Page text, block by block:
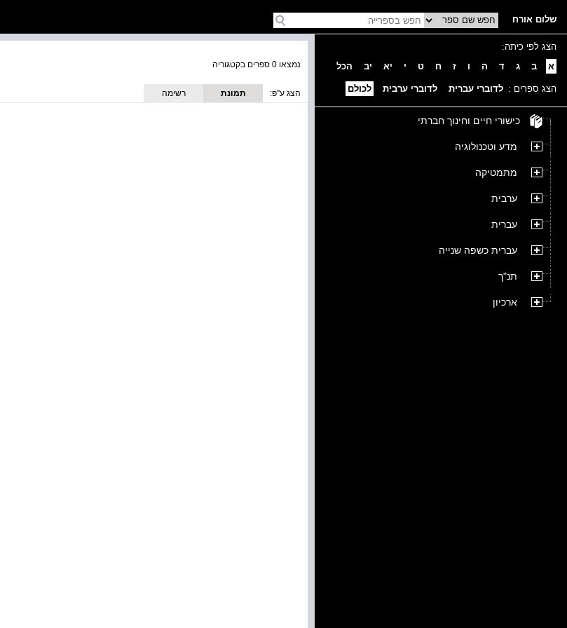
שלום אורח
הצג לפי כיתה:
א
ב ג ד ה ו ז ח ט י יא יב הכל
הצג ספרים : לדוברי עברית לדוברי ערבית לכולם
כישורי חיים וחינוך חברתי
מדע וטכנולוגיה
מתמטיקה
ערבית
עברית
עברית כשפה שנייה
תנ"ך
ארכיון
נמצאו 0 ספרים בקטגוריה
הצג ע''פ:
תמונת
רשימה